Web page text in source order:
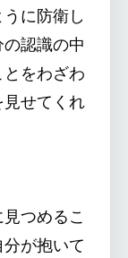
に防衛し
認識の中
をわざわ
せてくれ
つめるこ
が抱いて